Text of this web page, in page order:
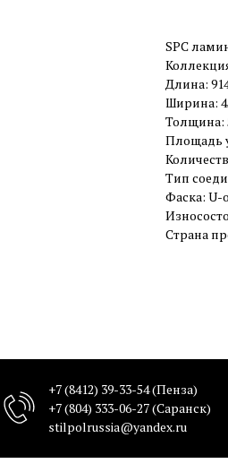
SPC
Длина:
Ширина:
Толщина:
Площадь
Тип
Фаска: U-
Страна
+7 (8412) 39-33-54(Пенза)
+7 (804) 333-06-27(Саранск)
stilpolrussia@yandex.ru